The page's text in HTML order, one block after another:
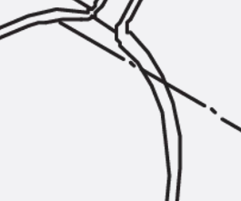
PENTAFLEX® FBA
PENTAFLEX® ABS
PENTAFLEX® OBS
PENTAFLEX® OPTI-